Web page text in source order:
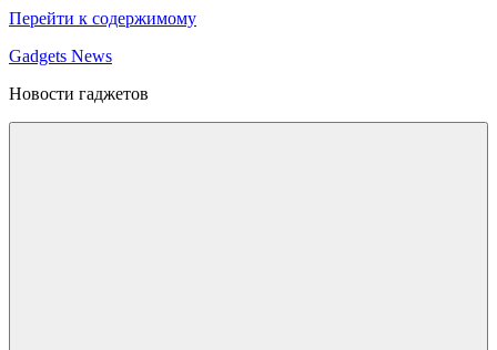
Перейти к содержимому
Gadgets News
Новости гаджетов